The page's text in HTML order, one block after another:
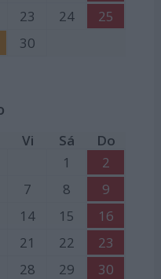
23 24
25
30
Vi Sá
Do
1
2
7 8
9
14 15
16
21 22
23
28 29
30